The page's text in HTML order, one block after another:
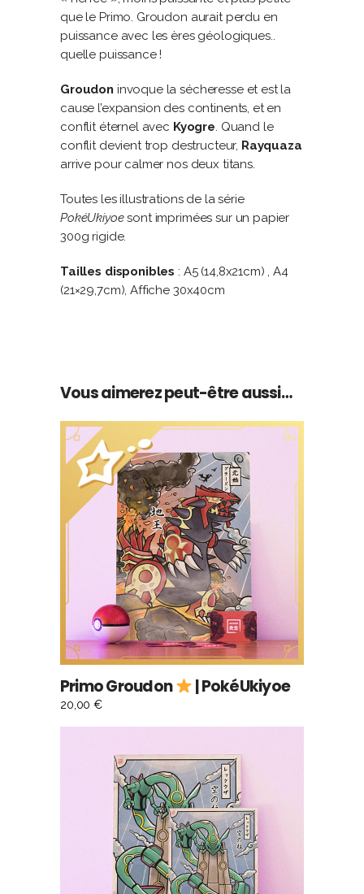
que le Primo. Groudon aurait perdu en
puissance avec les ères géologiques..
quelle puissance !
Groudon invoque la sécheresse et est la
cause l’expansion des continents, et en
conflit éternel avec Kyogre. Quand le
conflit devient trop destructeur, Rayquaza
arrive pour calmer nos deux titans.
Toutes les illustrations de la série
PokéUkiyoesont imprimées sur un papier
300g rigide.
Tailles disponibles : A5 (14,8x21cm) , A4
(21×29,7cm), Affiche 30x40cm
Vous aimerez peut-être aussi…
AJOUTER AU PANIER
Primo Groudon | PokéUkiyoe
20,00€
CHOIX DES OPTIONS